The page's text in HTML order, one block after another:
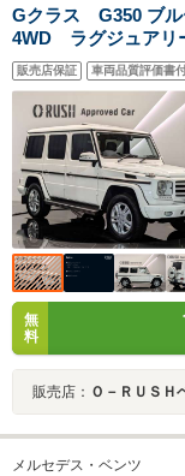
Gクラス G350 ブル
4WD ラグジュア
正18AW harman/
ンドスポットアシ
ンヘッドライト ク
販売店保証 車両品質評価書
無
料
販売店： Ｏ－ＲＵＳＨ
メルセデス・ベンツ